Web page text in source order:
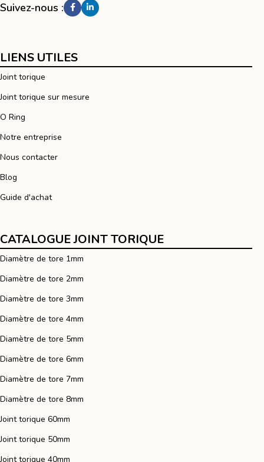
Suivez-nous :
LIENS UTILES
Joint torique
Joint torique sur mesure
O Ring
Notre entreprise
Nous contacter
Blog
Guide d'achat
CATALOGUE JOINT TORIQUE
Diamètre de tore 5mm
Diamètre de tore 6mm
Diamètre de tore 7mm
Diamètre de tore 8mm
Joint torique 60mm
Joint torique 50mm
Joint torique 40mm
Diamètre de tore 1mm
Diamètre de tore 2mm
Diamètre de tore 3mm
Diamètre de tore 4mm